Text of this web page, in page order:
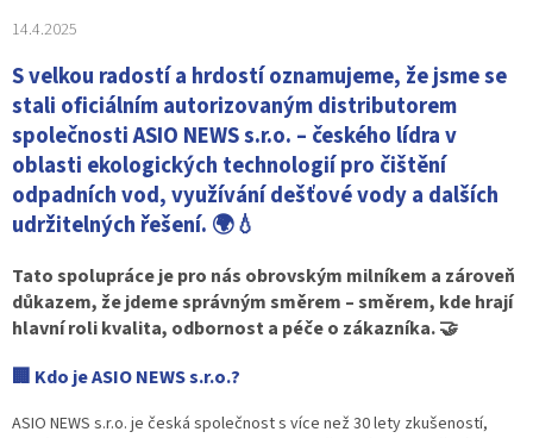
14.4.2025
S velkou radostí a hrdostí oznamujeme, že jsme se
stali oficiálním autorizovaným distributorem
společnosti ASIO NEWS s.r.o. – českého lídra v
oblasti ekologických technologií pro čištění
odpadních vod, využívání dešťové vody a dalších
udržitelných řešení. 🌍💧
Tato spolupráce je pro nás obrovským milníkem a zároveň
důkazem, že jdeme správným směrem – směrem, kde hrají
hlavní roli kvalita, odbornost a péče o zákazníka. 🤝
🏢 Kdo je ASIO NEWS s.r.o.?
ASIO NEWS s.r.o. je česká společnost s více než 30 lety zkušeností,